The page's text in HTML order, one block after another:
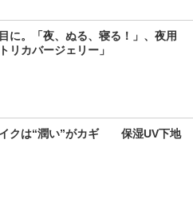
に。「夜、ぬる、寝る！」、夜用
リカバージェリー」
クは“潤い”がカギ　　保湿UV下地